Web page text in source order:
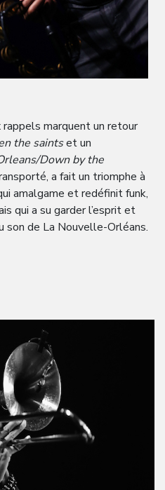
marquent un retour
the saintset un
Down by the
a fait un triomphe à
amalgame et redéfinit funk,
qui a su garder l’esprit et
son de La Nouvelle-Orléans.